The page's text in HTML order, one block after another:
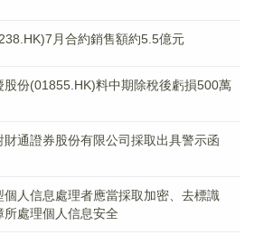
月合約銷售額約5.5億元
股份(01855.HK)料中期除稅後虧損500萬
財通證券股份有限公司採取出具警示函
個人信息處理者應當採取加密、去標識
所處理個人信息安全